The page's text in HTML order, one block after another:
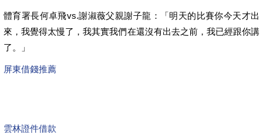
體育署長何卓飛vs.謝淑薇父親謝子龍：「明天的比賽你今天才出
來，我覺得太慢了，我其實我們在還沒有出去之前，我已經跟你講
了。」
屏東借錢推薦
雲林證件借款